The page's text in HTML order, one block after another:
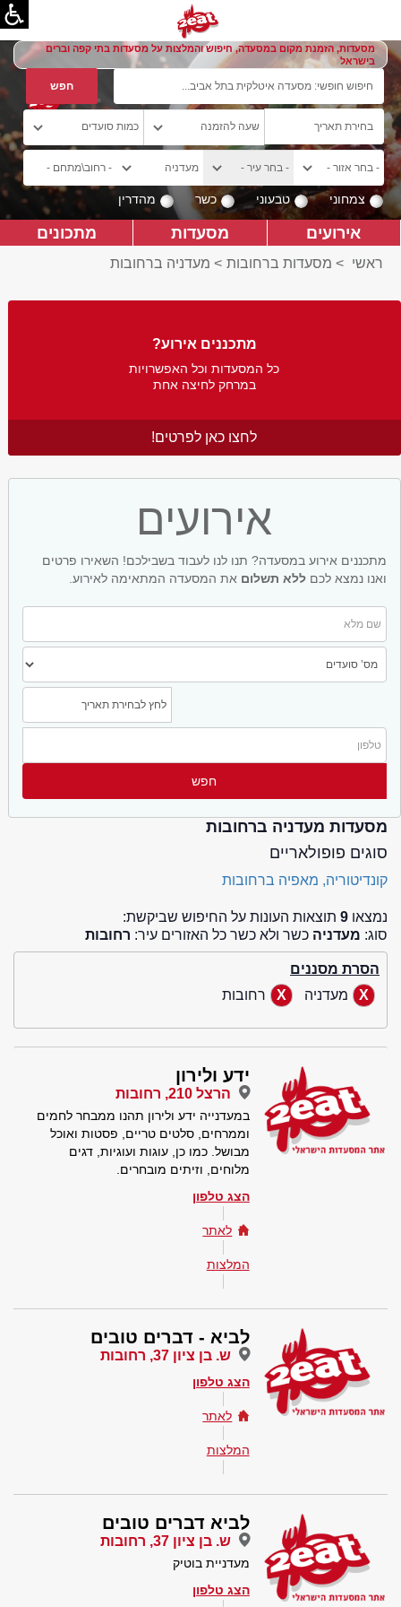
מסעדות, הזמנת מקום במסעדה, חיפוש והמלצות על מסעדות בתי קפה וברים
בישראל
צמחוני טבעוני כשר מהדרין
אירועים מסעדות מתכונים
ראשי > מסעדות ברחובות > מעדניה ברחובות
מתכננים אירוע?
כל המסעדות וכל האפשרויות
במרחק לחיצה אחת
לחצו כאן לפרטים!
אירועים
מתכננים אירוע במסעדה? תנו לנו לעבוד בשבילכם! השאירו פרטים
ואנו נמצא לכם ללא תשלום את המסעדה המתאימה לאירוע.
מסעדות מעדניה ברחובות
סוגים פופולאריים
קונדיטוריה, מאפיה ברחובות
נמצאו 9 תוצאות העונות על החיפוש שביקשת:
סוג: מעדניה כשר ולא כשר כל האזורים עיר: רחובות
הסרת מסננים
מעדניה
רחובות
ידע ולירון
הרצל 210, רחובות
במעדנייה ידע ולירון תהנו ממבחר לחמים
וממרחים, סלטים טריים, פסטות ואוכל
מבושל. כמו כן, עוגות ועוגיות, דגים
מלוחים, וזיתים מובחרים.
הצג טלפון
לאתר
המלצות
לביא - דברים טובים
ש. בן ציון 37, רחובות
הצג טלפון
לאתר
המלצות
לביא דברים טובים
ש. בן ציון 37, רחובות
מעדניית בוטיק
הצג טלפון